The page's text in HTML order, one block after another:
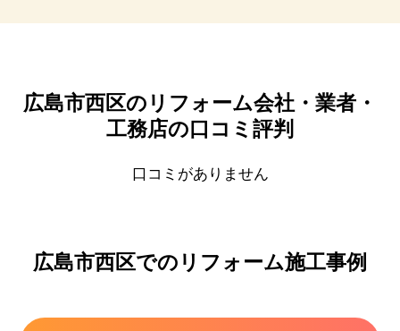
広島市西区のリフォーム会社・業者・
工務店の口コミ評判
口コミがありません
広島市西区でのリフォーム施工事例